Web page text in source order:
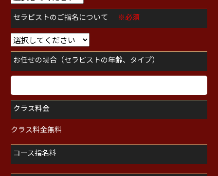
セラピストのご指名について ※必須
お任せの場合（セラピストの年齢、タイプ）
クラス料金
クラス料金無料
コース指名料